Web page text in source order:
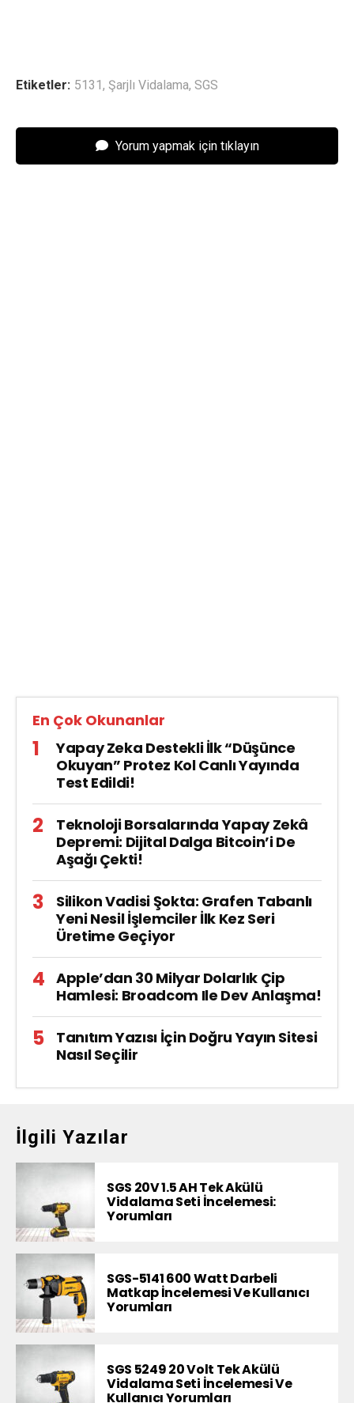
Etiketler: 5131 , Şarjlı Vidalama, SGS
Yorum yapmak için tıklayın
En Çok Okunanlar
Yapay Zeka Destekli İlk “Düşünce
Okuyan” Protez Kol Canlı Yayında
Test Edildi!
Teknoloji Borsalarında Yapay Zekâ
Depremi: Dijital Dalga Bitcoin’i De
Aşağı Çekti!
Silikon Vadisi Şokta: Grafen Tabanlı
Yeni Nesil İşlemciler İlk Kez Seri
Üretime Geçiyor
Apple’dan 30 Milyar Dolarlık Çip
Hamlesi: Broadcom Ile Dev Anlaşma!
Tanıtım Yazısı İçin Doğru Yayın Sitesi
Nasıl Seçilir
İlgili Yazılar
SGS 20V 1.5 AH Tek Akülü
Vidalama Seti İncelemesi:
Yorumları
SGS-5141 600 Watt Darbeli
Matkap İncelemesi Ve Kullanıcı
Yorumları
SGS 5249 20 Volt Tek Akülü
Vidalama Seti İncelemesi Ve
Kullanıcı Yorumları